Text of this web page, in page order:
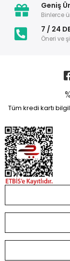
Geniş
Binlerce
7 / 24
Öneri ve
Tüm kredi kartı